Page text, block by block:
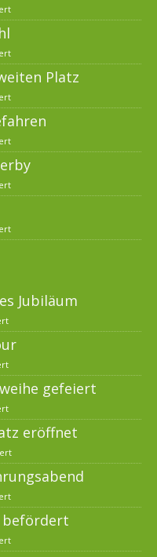
Platz
Jubiläum
gefeiert
eröffnet
befördert